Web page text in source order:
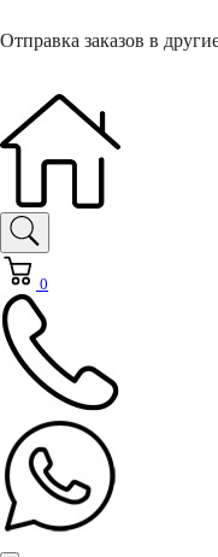
Отправка заказов в
0